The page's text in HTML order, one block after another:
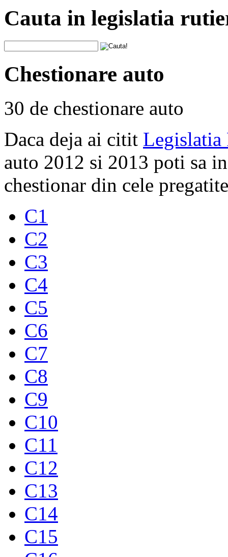
Cauta in legislatia
Chestionare auto
30 de chestionare auto
Daca deja ai citit Legislatia
auto 2012 si 2013 poti sa
chestionar din cele
C1
C2
C3
C4
C5
C6
C7
C8
C9
C10
C11
C12
C13
C14
C15